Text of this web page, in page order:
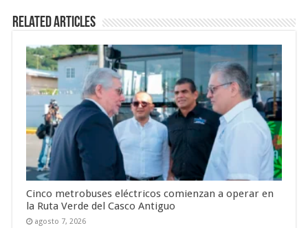
Related Articles
Cinco metrobuses eléctricos comienzan a operar en
la Ruta Verde del Casco Antiguo
agosto 7, 2026